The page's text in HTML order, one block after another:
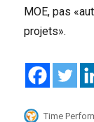
MOE, pas
projets».
Auteur
Time